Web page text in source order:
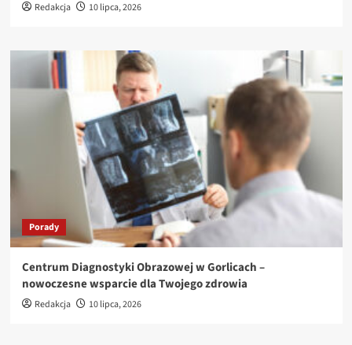
Redakcja 10 lipca, 2026
Porady
Centrum Diagnostyki Obrazowej w Gorlicach –
nowoczesne wsparcie dla Twojego zdrowia
Redakcja 10 lipca, 2026